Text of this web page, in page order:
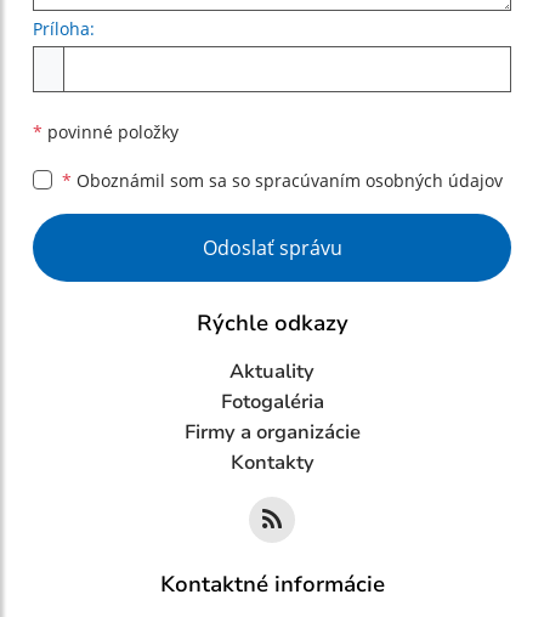
Príloha:
* povinné položky
* Oboznámil som sa so spracúvaním osobných údajov
Google reCaptcha Response
Odoslať správu
Rýchle odkazy
Aktuality
Fotogaléria
Firmy a organizácie
Kontakty
Kontaktné informácie